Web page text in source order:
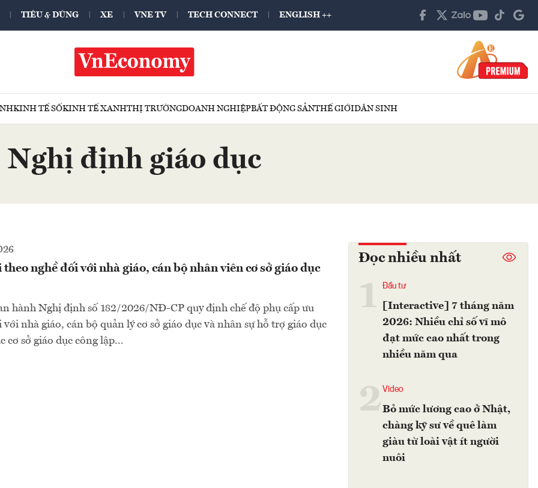
TIÊU & DÙNG XE VNE TV TECH CONNECT ENGLISH ++
KINH TẾ SỐKINH TẾ XANHTHỊ TRƯỜNGDOANH NGHIỆPBẤT ĐỘNG SẢNTHẾ GIỚIDÂN SINH
Nghị định giáo dục
nghề đối với nhà giáo, cán bộ nhân viên cơ sở giáo dục
hành Nghị định số 182/2026/NĐ-CP quy định chế độ phụ cấp ưu
nhà giáo, cán bộ quản lý cơ sở giáo dục và nhân sự hỗ trợ giáo dục
cơ sở giáo dục công lập...
Đọc nhiều nhất
Đầu tư
[Interactive] 7 tháng năm
2026: Nhiều chỉ số vĩ mô
đạt mức cao nhất trong
nhiều năm qua
2Video
Bỏ mức lương cao ở Nhật,
chàng kỹ sư về quê làm
giàu từ loài vật ít người
nuôi